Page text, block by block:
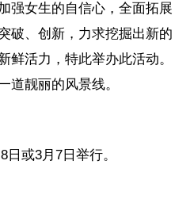
强女生的自信心，全面拓展
破、创新，力求挖掘出新的
鲜活力，特此举办此活动。
道靓丽的风景线。
日或3月7日举行。